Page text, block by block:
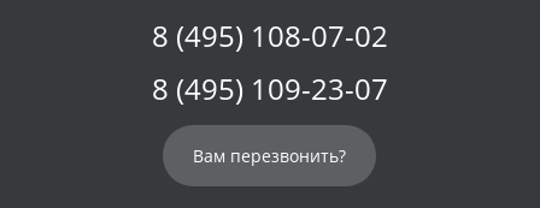
8 (495) 108-07-02
8 (495) 109-23-07
Вам перезвонить?